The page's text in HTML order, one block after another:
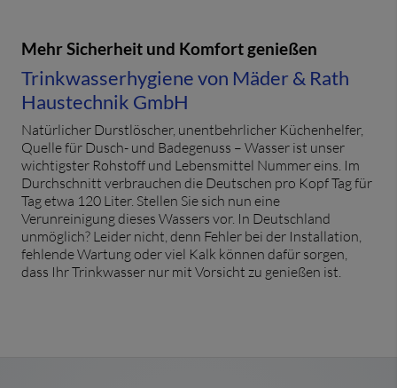
Mehr Sicherheit und Komfort genießen
Trinkwasserhygiene von Mäder & Rath
Haustechnik GmbH
Natürlicher Durstlöscher, unentbehrlicher Küchenhelfer,
Quelle für Dusch- und Badegenuss – Wasser ist unser
wichtigster Rohstoff und Lebensmittel Nummer eins. Im
Durchschnitt verbrauchen die Deutschen pro Kopf Tag für
Tag etwa 120 Liter. Stellen Sie sich nun eine
Verunreinigung dieses Wassers vor. In Deutschland
unmöglich? Leider nicht, denn Fehler bei der Installation,
fehlende Wartung oder viel Kalk können dafür sorgen,
dass Ihr Trinkwasser nur mit Vorsicht zu genießen ist.